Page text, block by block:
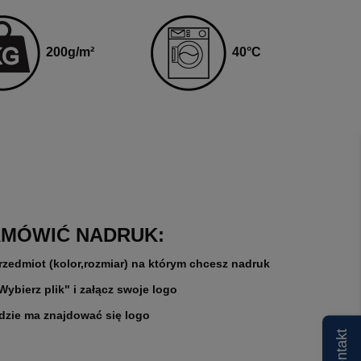
200g/m² 40°C
NADRUK:
(kolor,rozmiar) na którym chcesz nadruk
plik" i załącz swoje logo
ma znajdować się logo